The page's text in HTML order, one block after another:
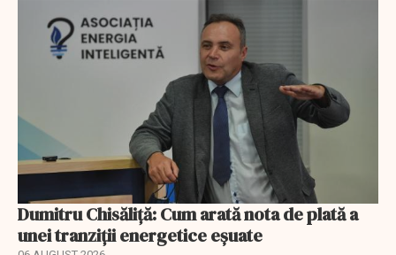
Dumitru Chisăliță: Cum arată nota de plată a
unei tranziții energetice eșuate